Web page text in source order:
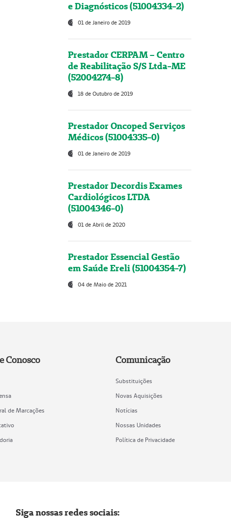
e Diagnósticos (51004334-2)
01 de Janeiro de 2019
Prestador CERPAM – Centro
de Reabilitação S/S Ltda-ME
(52004274-8)
18 de Outubro de 2019
Prestador Oncoped Serviços
Médicos (51004335-0)
01 de Janeiro de 2019
Prestador Decordis Exames
Cardiológicos LTDA
(51004346-0)
01 de Abril de 2020
Prestador Essencial Gestão
em Saúde Ereli (51004354-7)
04 de Maio de 2021
Conosco
de Marcações
Comunicação
Substituições
Novas Aquisições
Notícias
Nossas Unidades
Política de Privacidade
Siga nossas redes sociais: